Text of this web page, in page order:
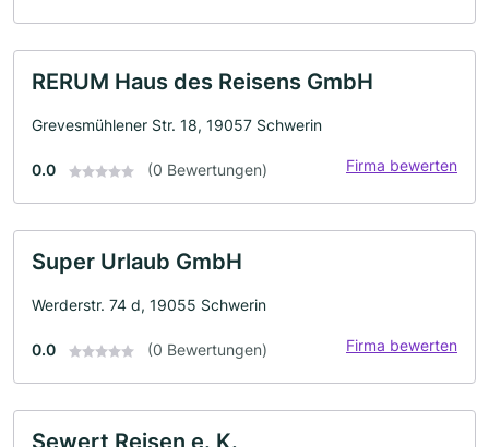
RERUM Haus des Reisens GmbH
Grevesmühlener Str. 18, 19057 Schwerin
0.0 (0 Bewertungen) Firma bewerten
Super Urlaub GmbH
Werderstr. 74 d, 19055 Schwerin
0.0 (0 Bewertungen) Firma bewerten
Sewert Reisen e. K.